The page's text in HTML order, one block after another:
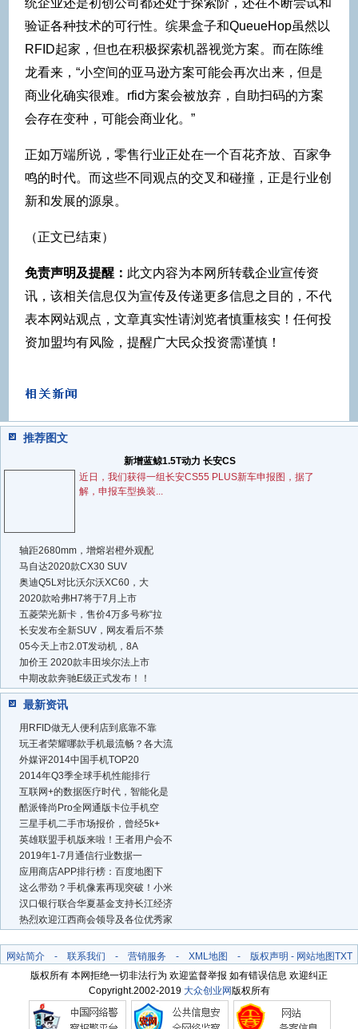
统企业还是初创公司都还处于探索阶，还在不断尝试和
验证各种技术的可行性。缤果盒子和QueueHop虽然以
RFID起家，但也在积极探索机器视觉方案。而在陈维
龙看来，“小空间的亚马逊方案可能会再次出来，但是
商业化确实很难。rfid方案会被放弃，自助扫码的方案
会存在变种，可能会商业化。”
正如万端所说，零售行业正处在一个百花齐放、百家争
鸣的时代。而这些不同观点的交叉和碰撞，正是行业创
新和发展的源泉。
（正文已结束）
免责声明及提醒： 此文内容为本网所转载企业宣传资
讯，该相关信息仅为宣传及传递更多信息之目的，不代
表本网站观点，文章真实性请浏览者慎重核实！任何投
资加盟均有风险，提醒广大民众投资需谨慎！
推荐图文
新增蓝鲸1.5T动力 长安CS
近日，我们获得一组长安CS55 PLUS新车申报图，据了
解，申报车型换装...
轴距2680mm，增熔岩橙外观配
马自达2020款CX30 SUV
奥迪Q5L对比沃尔沃XC60，大
2020款哈弗H7将于7月上市
五菱荣光新卡，售价4万多号称“拉
长安发布全新SUV，网友看后不禁
05今天上市2.0T发动机，8A
加价王 2020款丰田埃尔法上市
中期改款奔驰E级正式发布！！
最新资讯
用RFID做无人便利店到底靠不靠
玩王者荣耀哪款手机最流畅？各大流
外媒评2014中国手机TOP20
2014年Q3季全球手机性能排行
互联网+的数据医疗时代，智能化是
酷派锋尚Pro全网通版卡位手机空
三星手机二手市场报价，曾经5k+
英雄联盟手机版来啦！王者用户会不
2019年1-7月通信行业数据一
应用商店APP排行榜：百度地图下
这么带劲？手机像素再现突破！小米
汉口银行联合华夏基金支持长江经济
热烈欢迎江西商会领导及各位优秀家
网站简介- 联系我们 - 营销服务 - XML地图 - 版权声明 - 网站地图TXT
版权所有 本网拒绝一切非法行为 欢迎监督举报 如有错误信息 欢迎纠正
Copyright.2002-2019 大众创业网版权所有